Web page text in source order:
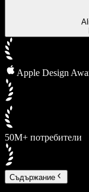
Apple Design
50M+ потребители
Съдържание